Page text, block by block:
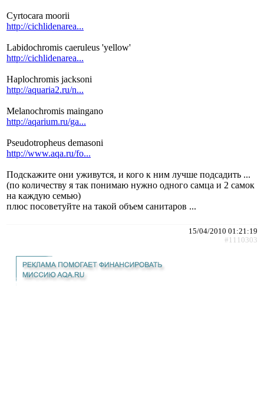
Cyrtocara moorii
http://cichlidenarea...
Labidochromis caeruleus 'yellow'
http://cichlidenarea...
Haplochromis jacksoni
http://aquaria2.ru/n...
Melanochromis maingano
http://aqarium.ru/ga...
Pseudotropheus demasoni
http://www.aqa.ru/fo...
Подскажите они уживутся, и кого к ним лучше подсадить ...
(по количеству я так понимаю нужно одного самца и 2 самок
на каждую семью)
плюс посоветуйте на такой объем санитаров ...
15/04/2010 01:21:19
#1110303